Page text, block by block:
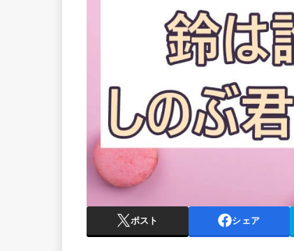
ポスト シェア